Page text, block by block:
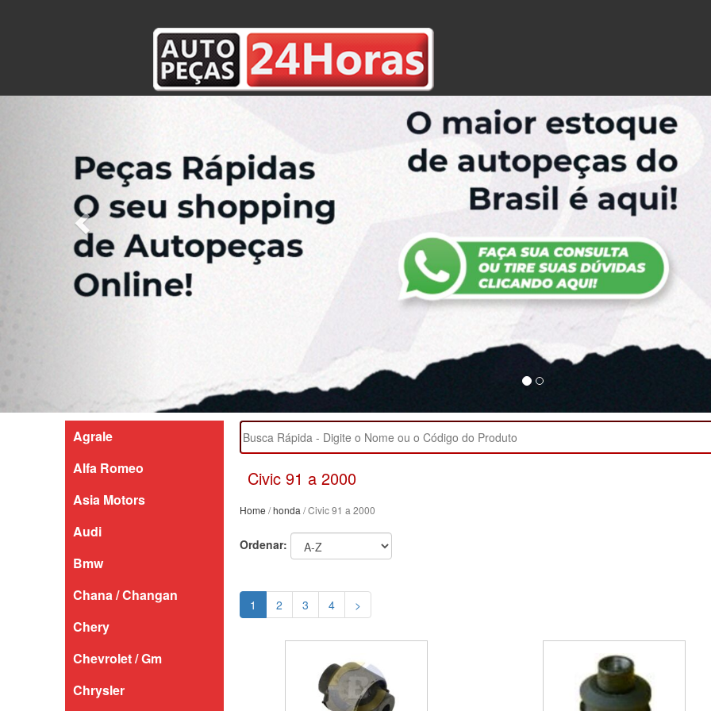
Agrale
Alfa Romeo
Asia Motors
Audi
Bmw
Chana / Changan
Chery
Chevrolet / Gm
Chrysler
Civic 91 a 2000
Home /honda / Civic 91 a 2000
Ordenar:
1 2 3 4 >